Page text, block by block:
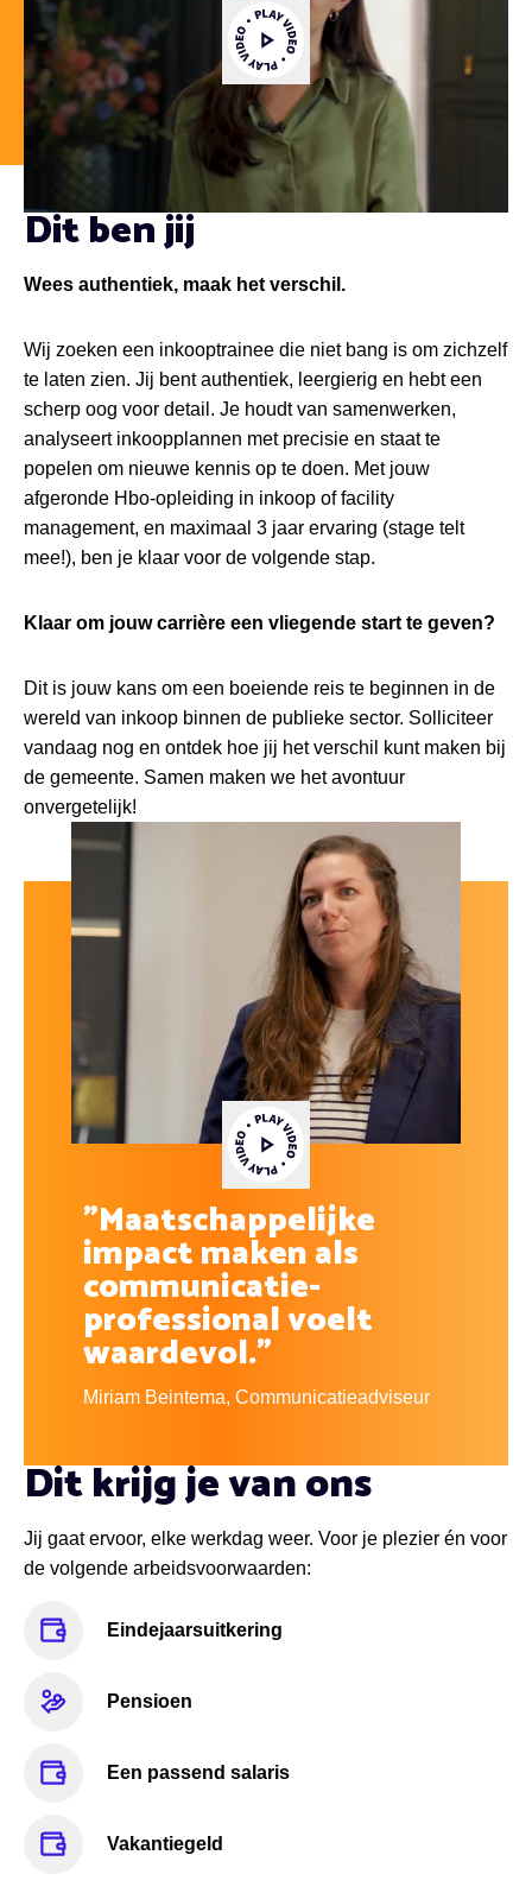
Video afspelen
Dit ben jij
Wees authentiek, maak het verschil.
Wij zoeken een inkooptrainee die niet bang is om zichzelf
te laten zien. Jij bent authentiek, leergierig en hebt een
scherp oog voor detail. Je houdt van samenwerken,
analyseert inkoopplannen met precisie en staat te
popelen om nieuwe kennis op te doen. Met jouw
afgeronde Hbo-opleiding in inkoop of facility
management, en maximaal 3 jaar ervaring (stage telt
mee!), ben je klaar voor de volgende stap.
Klaar om jouw carrière een vliegende start te geven?
Dit is jouw kans om een boeiende reis te beginnen in de
wereld van inkoop binnen de publieke sector. Solliciteer
vandaag nog en ontdek hoe jij het verschil kunt maken bij
de gemeente. Samen maken we het avontuur
onvergetelijk!
"Maatschappelijke
impact maken als
communicatie-
professional voelt
waardevol."
Miriam Beintema, Communicatieadviseur
Video afspelen
Dit krijg je van ons
Jij gaat ervoor, elke werkdag weer. Voor je plezier én voor
de volgende arbeidsvoorwaarden:
Eindejaarsuitkering
Pensioen
Een passend salaris
Vakantiegeld